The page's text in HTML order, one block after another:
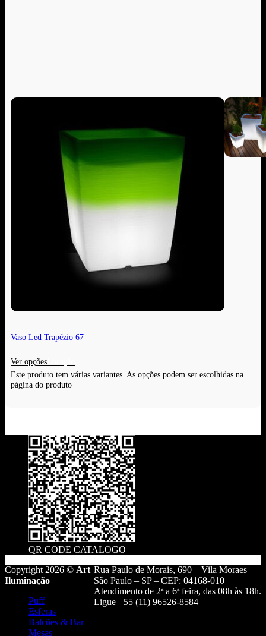
Vaso Led Trapézio 67
Ver opções
Este produto tem várias variantes. As opções podem ser escolhidas na
página do produto
QR CODE CATALOGO
Rua Paulo de Morais, 690 – Vila Moraes
São Paulo – SP – CEP: 04168-010
Atendimento de 2ª a 6ª feira, das 08h às 18h.
Ligue +55 (11) 96526-8584
Copyright 2026 © Art
Iluminação
Puff
Esferas
Balcões & Bar
Mesas